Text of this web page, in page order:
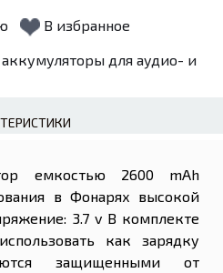
В избранное
для аудио- и
емкостью 2600 mAh
в Фонарях высокой
3.7 v В комплекте
как зарядку
защищенными от